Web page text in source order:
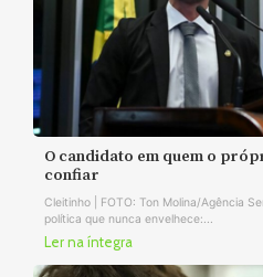
O candidato em quem o
confiar
Cleitinho | FOTO: Ton Molina/Agência
política que nunca envelhece:...
Ler na íntegra